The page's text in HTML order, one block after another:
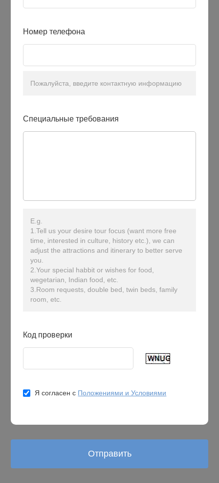
Номер телефона
Пожалуйста, введите контактную информацию
Специальные требования
E.g.
1.Tell us your desire tour focus (want more free
time, interested in culture, history etc.), we can
adjust the attractions and itinerary to better serve
you.
2.Your special habbit or wishes for food,
wegetarian, Indian food, etc.
3.Room requests, double bed, twin beds, family
room, etc.
Код проверки
Я согласен с Положениями и Условиями